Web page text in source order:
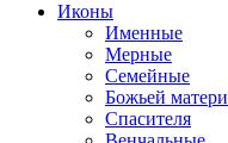
Иконы
Именные
Мерные
Семейные
Божьей матери
Спасителя